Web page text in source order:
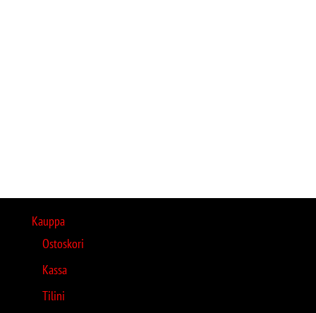
Kauppa
Ostoskori
Kassa
Tilini